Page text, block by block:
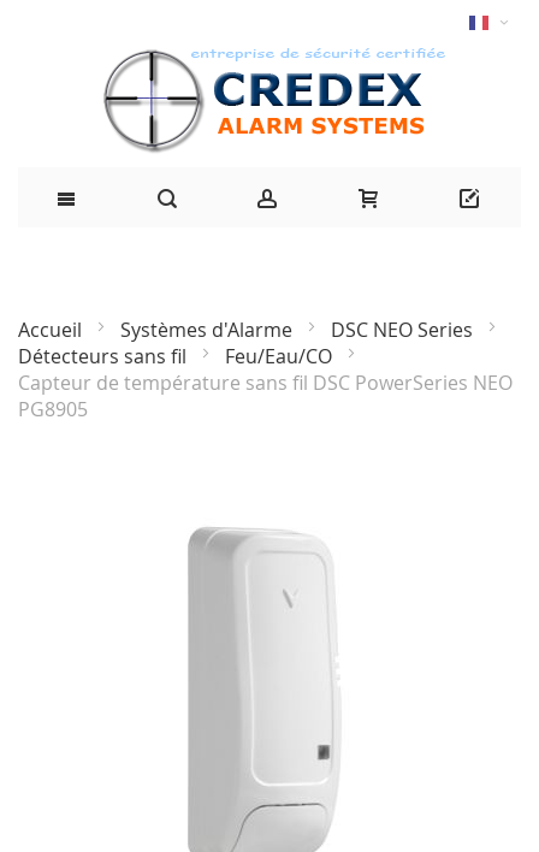
Accueil Systèmes d'Alarme
DSC NEO Series
Détecteurs sans fil
Feu/Eau/CO
Capteur de température sans fil DSC PowerSeries NEO
PG8905